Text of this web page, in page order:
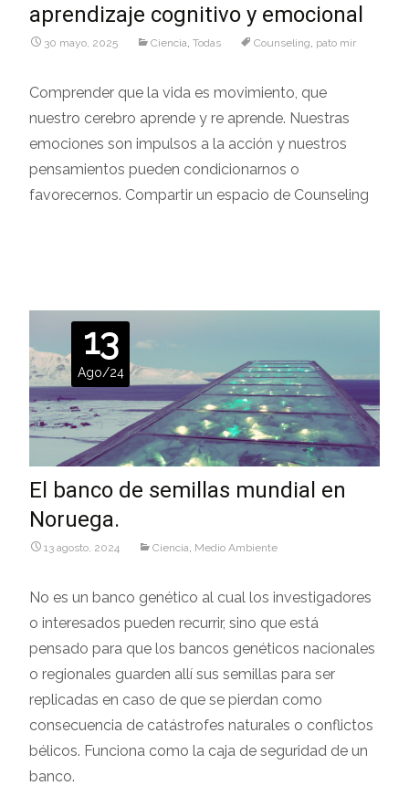
aprendizaje cognitivo y emocional
30 mayo, 2025 Ciencia Todas Counseling pato mir
Comprender que la vida es movimiento, que
nuestro cerebro aprende y re aprende. Nuestras
emociones son impulsos a la acción y nuestros
pensamientos pueden condicionarnos o
favorecernos. Compartir un espacio de Counseling
13
Ago/24
El banco de semillas mundial en
Noruega.
13 agosto, 2024 Ciencia, Medio Ambiente
No es un banco genético al cual los investigadores
o interesados pueden recurrir, sino que está
pensado para que los bancos genéticos nacionales
o regionales guarden allí sus semillas para ser
replicadas en caso de que se pierdan como
consecuencia de catástrofes naturales o conflictos
bélicos. Funciona como la caja de seguridad de un
banco.